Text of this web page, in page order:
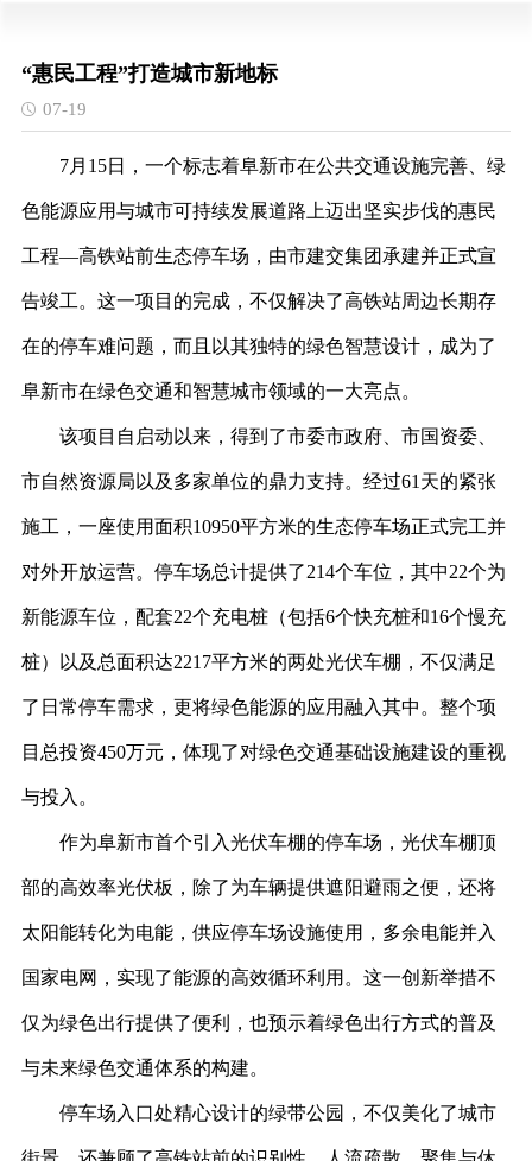
“惠民工程”打造城市新地标
07-19
7月15日，一个标志着阜新市在公共交通设施完善、绿
色能源应用与城市可持续发展道路上迈出坚实步伐的惠民
工程—高铁站前生态停车场，由市建交集团承建并正式宣
告竣工。这一项目的完成，不仅解决了高铁站周边长期存
在的停车难问题，而且以其独特的绿色智慧设计，成为了
阜新市在绿色交通和智慧城市领域的一大亮点。
该项目自启动以来，得到了市委市政府、市国资委、
市自然资源局以及 多家单位的鼎力支持。经过61天的紧张
施工，一座使用面积10950平方米的生态停车场正式完工并
对外开放运营。停车场总计提供了214个车位，其中22个为
新能源车位，配套22个充电桩（包括6个快充桩和16个慢充
桩）以及总面积达2217平方米的两处光伏车棚，不仅满足
了日常停车需求，更将绿色能源的应用融入其中。整个项
目总投资450万元，体现了对绿色交通基础设施建设的重视
与投入。
作为阜新市首个引入光伏车棚的停车场，光伏车棚顶
部的高效率光伏板， 除了为车辆提供遮阳避雨之便，还将
太阳能转化为电能，供应停车场设施使用，多余电能并入
国家电网，实现了能源的高效循环利用。这一创新举措不
仅为绿色出行提供了便利，也预示着绿色出行方式的普及
与未来绿色交通体系的构建。
停车场入口处精心设计的绿带公园，不仅美化了城市